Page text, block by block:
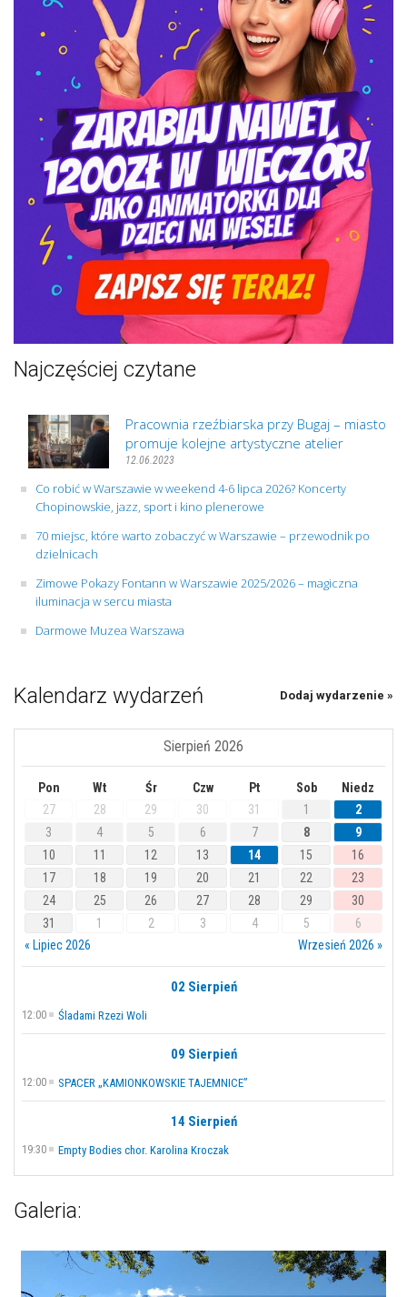
Najczęściej czytane
Pracownia rzeźbiarska przy Bugaj – miasto
promuje kolejne artystyczne atelier
12.06.2023
Co robić w Warszawie w weekend 4-6 lipca 2026? Koncerty
Chopinowskie, jazz, sport i kino plenerowe
70 miejsc, które warto zobaczyć w Warszawie – przewodnik po
dzielnicach
Zimowe Pokazy Fontann w Warszawie 2025/2026 – magiczna
iluminacja w sercu miasta
Darmowe Muzea Warszawa
Kalendarz wydarzeń Dodaj wydarzenie »
Sierpień 2026
Pon Wt Śr Czw Pt Sob
Niedz
27
28 29 30 31 1
2
3
4 5 6 7 8
9
10
11 12 13 14 15
16
17
18 19 20 21 22
23
24
25 26 27 28 29
30
31
1 2 3 4 5
6
« Lipiec 2026
Wrzesień 2026 »
02 Sierpień
12:00 Śladami Rzezi Woli
09 Sierpień
12:00 SPACER „KAMIONKOWSKIE TAJEMNICE”
14 Sierpień
19:30 Empty Bodies chor. Karolina Kroczak
Galeria: